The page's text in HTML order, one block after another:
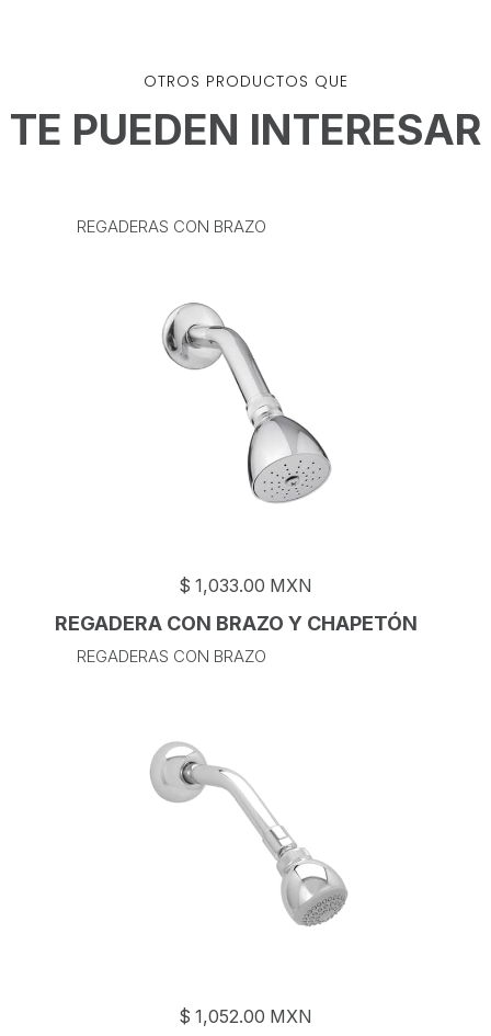
OTROS PRODUCTOS QUE
TE PUEDEN INTERESAR
REGADERAS CON BRAZO
$ 1,033.00 MXN
REGADERA CON BRAZO Y CHAPETÓN
REGADERAS CON BRAZO
$ 1,052.00 MXN